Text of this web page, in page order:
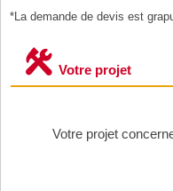
*La demande de devis est
Votre projet
Votre projet